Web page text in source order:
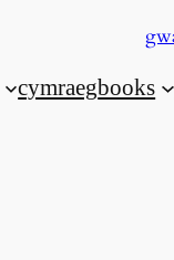
cymraegbooks